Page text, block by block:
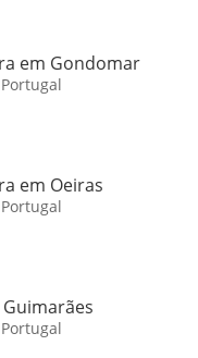
em Gondomar
em Oeiras